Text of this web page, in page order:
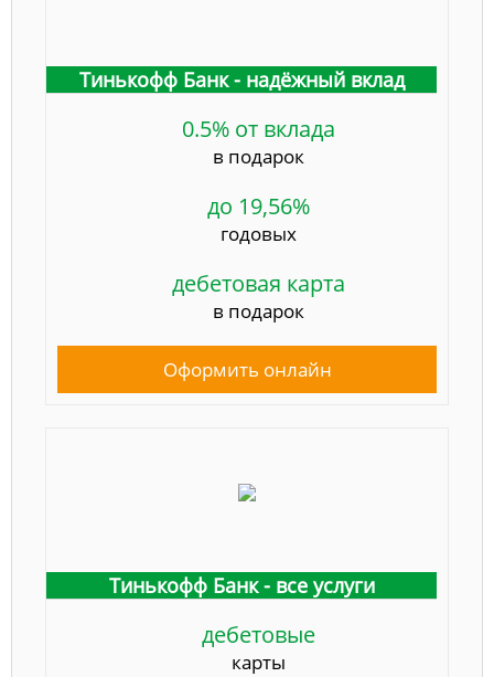
Тинькофф Банк - надёжный вклад
0.5% от вклада
в подарок
до 19,56%
годовых
дебетовая карта
в подарок
Оформить онлайн
Тинькофф Банк - все услуги
дебетовые
карты